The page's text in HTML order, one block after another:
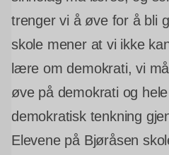
trenger vi å øve for å bli
skole mener at vi ikke
lære om demokrati, vi
øve på demokrati og
demokratisk tenkning
Elevene på Bjøråsen